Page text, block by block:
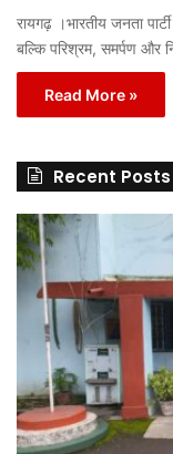
रायगढ़ ।भारतीय जनता
बल्कि परिश्रम, समर्पण और
Read More »
Recent Posts